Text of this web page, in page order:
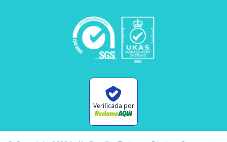
Verificada por